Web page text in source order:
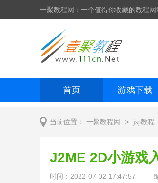
一聚教程网：一个值得你收藏的教程网
首页 游戏下载
当前位置： 一聚教程网 > jsp教程
J2ME 2D小游戏
时间：2022-07-02 17:47:57